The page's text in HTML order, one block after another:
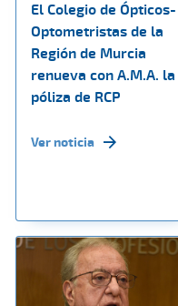
El Colegio de Ópticos-
Optometristas de la
Región de Murcia
renueva con A.M.A. la
póliza de RCP
Ver noticia